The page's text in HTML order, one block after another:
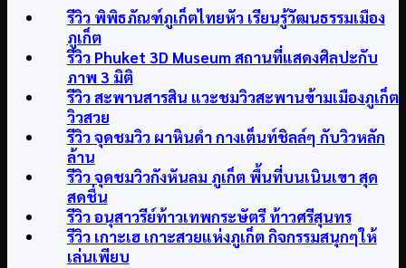
รีวิว พิพิธภัณฑ์ภูเก็ตไทยหัว เรียนรู้วัฒนธรรมเมือง
ภูเก็ต
รีวิว Phuket 3D Museum สถานที่แสดงศิลปะกับ
ภาพ 3 มิติ
รีวิว สะพานสารสิน แวะชมวิวสะพานข้ามเมืองภูเก็ต
วิวสวย
รีวิว จุดชมวิว ผาหินดำ กางเต็นท์ชิลล์ๆ กับวิวหลัก
ล้าน
รีวิว จุดชมวิวกังหันลม ภูเก็ต พื้นที่บนเนินเขา สุด
สดชื่น
รีวิว อนุสาวรีย์ท้าวเทพกระษัตรี ท้าวศรีสุนทร
รีวิว เกาะเฮ เกาะสวยแห่งภูเก็ต กิจกรรมสนุกๆให้
เล่นเพียบ